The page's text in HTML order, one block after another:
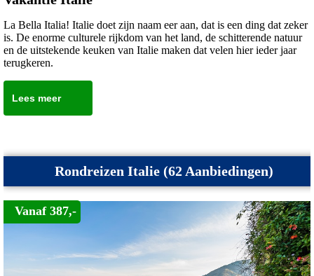
La Bella Italia! Italie doet zijn naam eer aan, dat is een ding dat zeker
is. De enorme culturele rijkdom van het land, de schitterende natuur
en de uitstekende keuken van Italie maken dat velen hier ieder jaar
terugkeren.
Lees meer
Rondreizen Italie (62 Aanbiedingen)
Vanaf 387,-